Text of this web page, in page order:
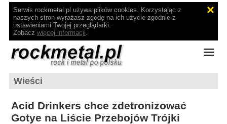
Serwis rockmetal.pl używa plików cookies. Korzystając z
naszych stron wyrażasz zgodę na ich użycie zgodnie z
ustawieniami Twojej przeglądarki.
Zobacz więcej informacji.
Wieści
Acid Drinkers chce zdetronizować
Gotye na Liście Przebojów Trójki